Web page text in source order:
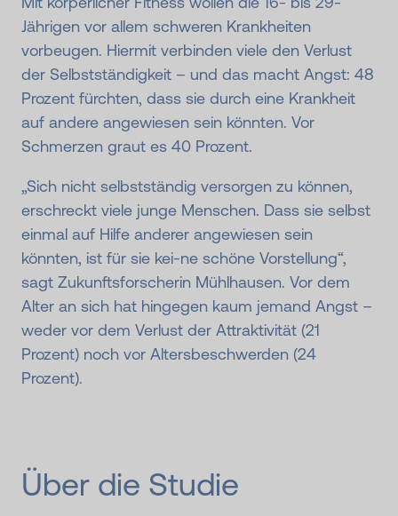
Jährigen vor allem schweren Krankheiten
vorbeugen. Hiermit verbinden viele den Verlust
der Selbstständigkeit – und das macht Angst: 48
Prozent fürchten, dass sie durch eine Krankheit
auf andere angewiesen sein könnten. Vor
Schmerzen graut es 40 Prozent.
„Sich nicht selbstständig versorgen zu können,
erschreckt viele junge Menschen. Dass sie selbst
einmal auf Hilfe anderer angewiesen sein
könnten, ist für sie kei-ne schöne Vorstellung“,
sagt Zukunftsforscherin Mühlhausen. Vor dem
Alter an sich hat hingegen kaum jemand Angst –
weder vor dem Verlust der Attraktivität (21
Prozent) noch vor Altersbeschwerden (24
Prozent).
Über die Studie